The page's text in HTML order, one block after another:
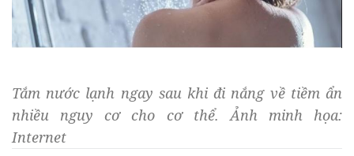
Tắm nước lạnh ngay sau khi đi nắng về tiềm ẩn
nhiều nguy cơ cho cơ thể. Ảnh minh họa:
Internet